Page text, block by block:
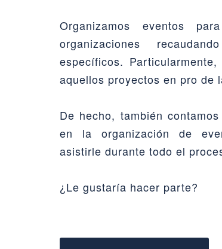
Organizamos eventos
organizaciones
específicos.
aquellos proyectos en pro de
De hecho, también
en la organización de
asistirle durante todo el
¿Le gustaría hacer parte?